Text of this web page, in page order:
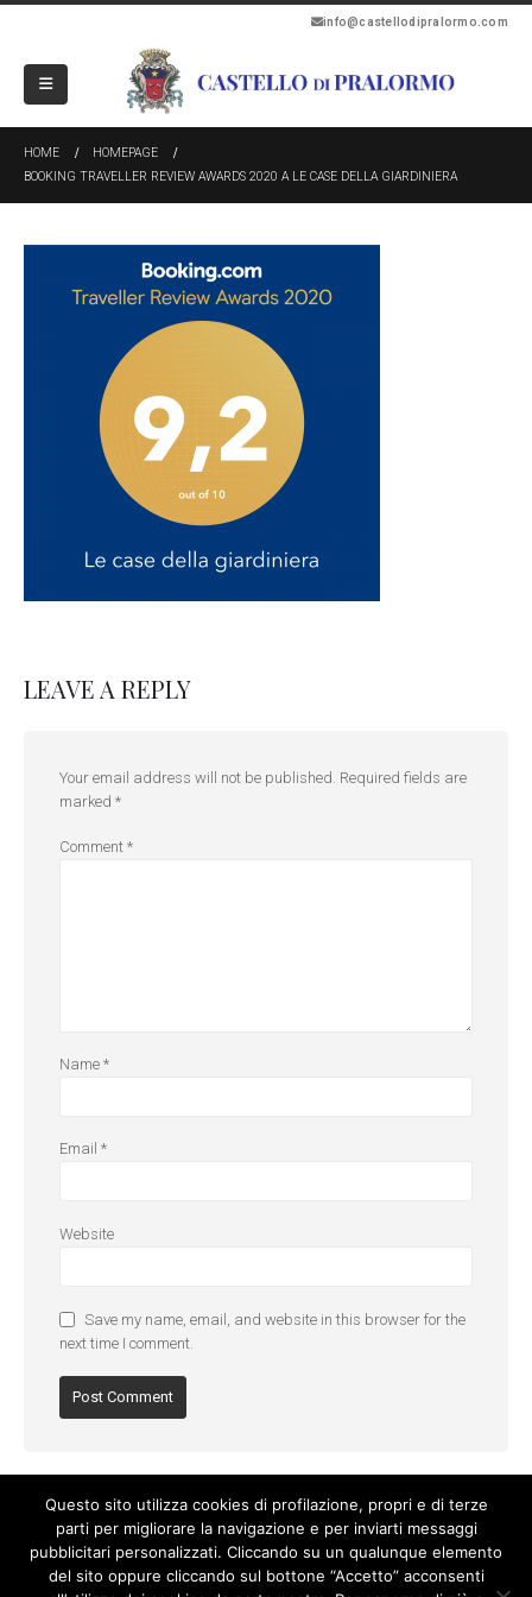
info@castellodipralormo.com
HOME
HOMEPAGE
BOOKING TRAVELLER REVIEW AWARDS 2020 A LE CASE DELLA GIARDINIERA
LEAVE A REPLY
Your email address will not be published. Required fields are
marked *
Comment *
Name *
Email *
Website
Save my name, email, and website in this browser for the
next time I comment.
Questo sito utilizza cookies di profilazione, propri e di terze
parti per migliorare la navigazione e per inviarti messaggi
pubblicitari personalizzati. Cliccando su un qualunque elemento
del sito oppure cliccando sul bottone “Accetto” acconsenti